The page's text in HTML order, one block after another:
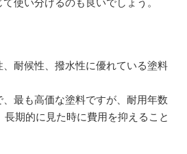
耐候性、撥水性に優れている塗料
最も高価な塗料ですが、耐用年数
長期的に見た時に費用を抑えること